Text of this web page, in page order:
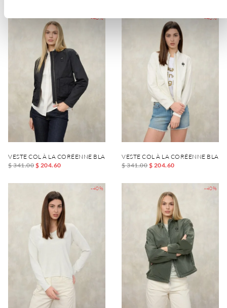
-40%
VESTE COL À LA CORÉENNE BLAKE
$ 341.00 $ 204.60
-40%
VESTE COL À LA CORÉENNE BLAKE
$ 341.00 $ 204.60
-40% -40%